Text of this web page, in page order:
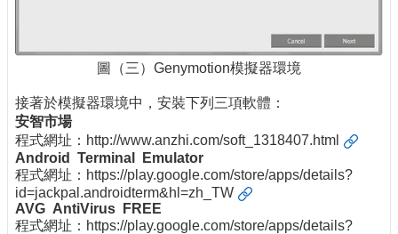
圖（三）Genymotion模擬器環境
接著於模擬器環境中，安裝下列三項軟體：
安智市場
程式網址： http://www.anzhi.com/soft_1318407.html
Android Terminal Emulator
程式網址： https://play.google.com/store/apps/details?
id=jackpal.androidterm&hl=zh_TW
AVG AntiVirus FREE
程式網址： https://play.google.com/store/apps/details?